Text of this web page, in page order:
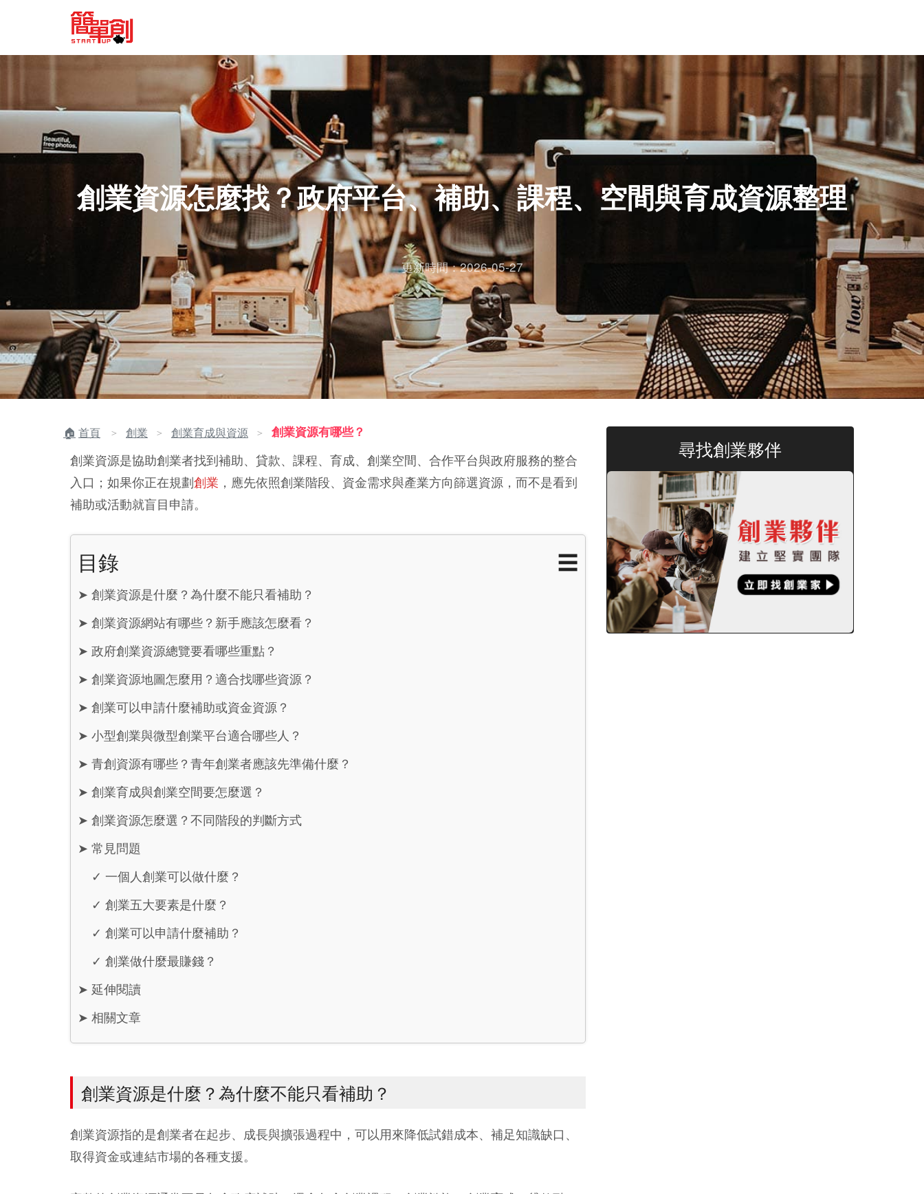
創業資源怎麼找？政府平台、補助、課程、空間與育成資源整理
更新時間：2026-05-27
首頁 ＞ 創業 ＞ 創業育成與資源 ＞ 創業資源有哪些？
創業資源是協助創業者找到補助、貸款、課程、育成、創業空間、合作平台與政府服務的整合
入口；如果你正在規劃創業 ，應先依照創業階段、資金需求與產業方向篩選資源，而不是看到
補助或活動就盲目申請。
目錄 ☰
➤ 創業資源是什麼？為什麼不能只看補助？
➤ 創業資源網站有哪些？新手應該怎麼看？
➤ 政府創業資源總覽要看哪些重點？
➤ 創業資源地圖怎麼用？適合找哪些資源？
➤ 創業可以申請什麼補助或資金資源？
➤ 小型創業與微型創業平台適合哪些人？
➤ 青創資源有哪些？青年創業者應該先準備什麼？
➤ 創業育成與創業空間要怎麼選？
➤ 創業資源怎麼選？不同階段的判斷方式
➤ 常見問題
✓ 一個人創業可以做什麼？
✓ 創業五大要素是什麼？
✓ 創業可以申請什麼補助？
✓ 創業做什麼最賺錢？
➤ 延伸閱讀
➤ 相關文章
創業資源是什麼？為什麼不能只看補助？
創業資源指的是創業者在起步、成長與擴張過程中，可以用來降低試錯成本、補足知識缺口、
取得資金或連結市場的各種支援。
尋找創業夥伴